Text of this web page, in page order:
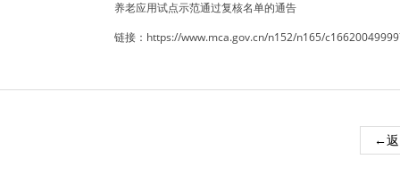
养老应用试点示范通过复核名单的通告
链接：https://www.mca.gov.cn/n152/n165/
←